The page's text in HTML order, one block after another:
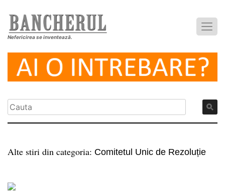
Nefericirea se inventează.
Alte stiri din categoria: Comitetul Unic de Rezoluție